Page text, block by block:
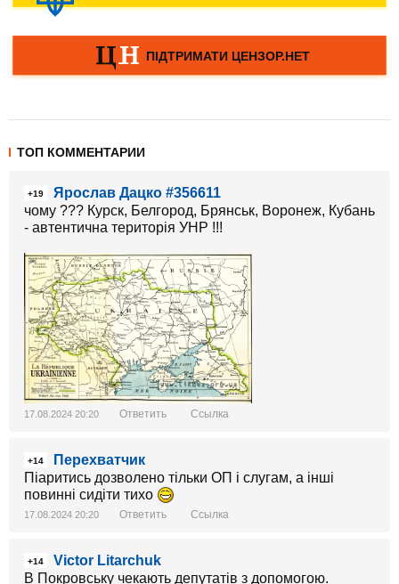
ТОП КОММЕНТАРИИ
+19
Ярослав Дацко #356611
чому ??? Курск, Белгород, Брянськ, Воронеж, Кубань
- автентична територія УНР !!!
17.08.2024 20:20 Ответить Ссылка
+14
Перехватчик
Піаритись дозволено тільки ОП і слугам, а інші
повинні сидіти тихо
17.08.2024 20:20 Ответить Ссылка
+14
Victor Litarchuk
В Покровську чекають депутатів з допомогою.